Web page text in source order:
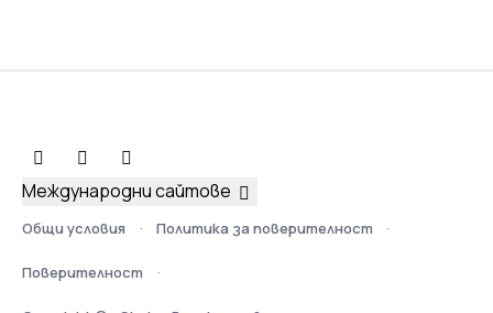
Общи условия Политика за поверителност
Поверителност
Международни сайтове